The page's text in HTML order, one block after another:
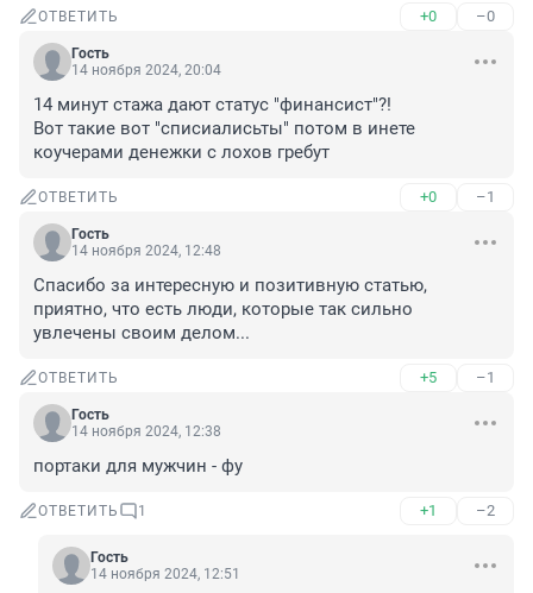
ОТВЕТИТЬ +0 –0
Гость
14 ноября 2024, 20:04
14 минут стажа дают статус "финансист"?!
Вот такие вот "списиалисьты" потом в инете
коучерами денежки с лохов гребут
ОТВЕТИТЬ +0 –1
Гость
14 ноября 2024, 12:48
Спасибо за интересную и позитивную статью,
приятно, что есть люди, которые так сильно
увлечены своим делом...
ОТВЕТИТЬ +5 –1
Гость
14 ноября 2024, 12:38
портаки для мужчин - фу
ОТВЕТИТЬ 1 +1 –2
Гость
14 ноября 2024, 12:51